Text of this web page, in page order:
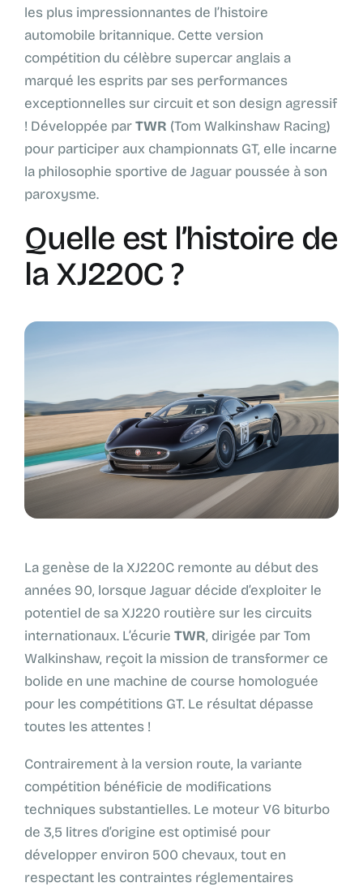
les plus impressionnantes de l’histoire
automobile britannique. Cette version
compétition du célèbre supercar anglais a
marqué les esprits par ses performances
exceptionnelles sur circuit et son design agressif
! Développée parTWR (Tom Walkinshaw Racing)
pour participer aux championnats GT, elle incarne
la philosophie sportive de Jaguar poussée à son
paroxysme.
Quelle est l’histoire de
la XJ220C ?
La genèse de la XJ220C remonte au début des
années 90, lorsque Jaguar décide d’exploiter le
potentiel de sa XJ220 routière sur les circuits
internationaux. L’écurie TWR, dirigée par Tom
Walkinshaw, reçoit la mission de transformer ce
bolide en une machine de course homologuée
pour les compétitions GT. Le résultat dépasse
toutes les attentes !
Contrairement à la version route, la variante
compétition bénéficie de modifications
techniques substantielles. Le moteur V6 biturbo
de 3,5 litres d’origine est optimisé pour
développer environ 500 chevaux, tout en
respectant les contraintes réglementaires